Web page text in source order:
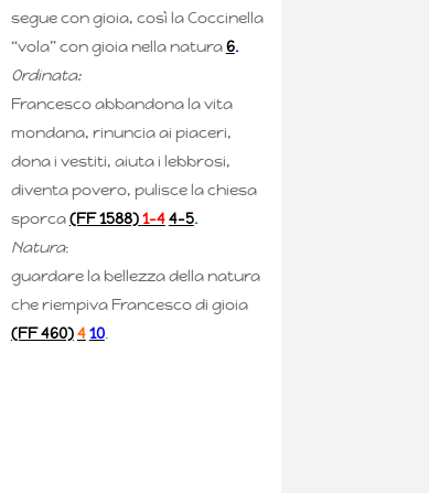
segue con gioia, così la Coccinella
“vola” con gioia nella natura6.
Ordinata:
Francesco abbandona la vita
mondana, rinuncia ai piaceri,
dona i vestiti, aiuta i lebbrosi,
diventa povero, pulisce la chiesa
sporca(FF 1588)1-44-5.
Natura:
guardare la bellezza della natura
che riempiva Francesco di gioia
(FF 460)410.